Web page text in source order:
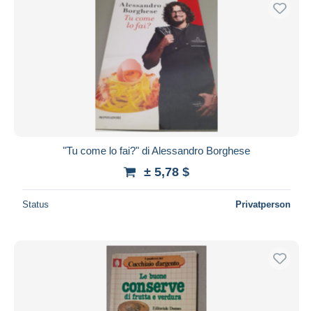
Kostenloser Versand
Zahlungsmethoden
PayPal
Banküberweisung
Visa
Mastercard
Bancontact
iDeal
"Tu come lo fai?" di Alessandro Borghese
± 5,78 $
Status Privatperson